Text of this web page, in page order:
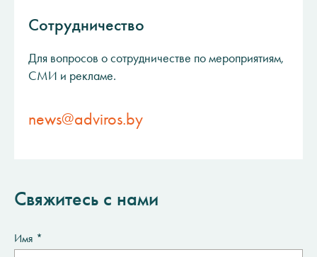
Сотрудничество
Для вопросов о сотрудничестве по мероприятиям,
СМИ и рекламе.
news@adviros.by
Свяжитесь с нами
Имя *